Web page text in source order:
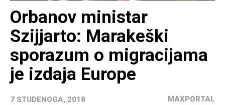
Orbanov ministar
Szijjarto: Marakeški
sporazum o migracijama
je izdaja Europe
7 STUDENOGA, 2018 MAXPORTAL